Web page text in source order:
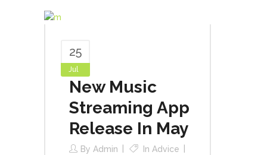
25
Jul
New Music
Streaming App
Release In May
By Admin In Advice